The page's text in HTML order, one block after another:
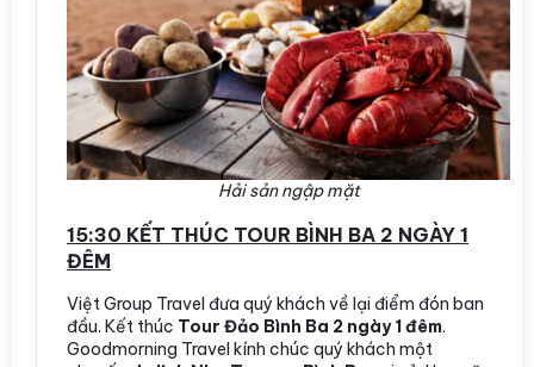
Hải sản ngập mặt
15:30 KẾT THÚC TOUR BÌNH BA 2 NGÀY 1
ĐÊM
Việt Group Travel đưa quý khách về lại điểm đón ban
đầu. Kết thúc Tour Đảo Bình Ba 2 ngày 1 đêm.
Goodmorning Travel kính chúc quý khách một